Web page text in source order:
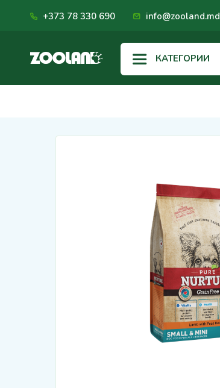
+373 78 330 690 info@zooland.md
КАТЕГОРИИ